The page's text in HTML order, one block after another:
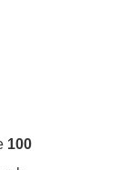
100